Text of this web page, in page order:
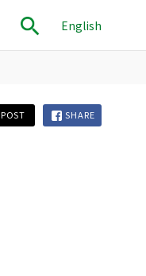
English
POST SHARE